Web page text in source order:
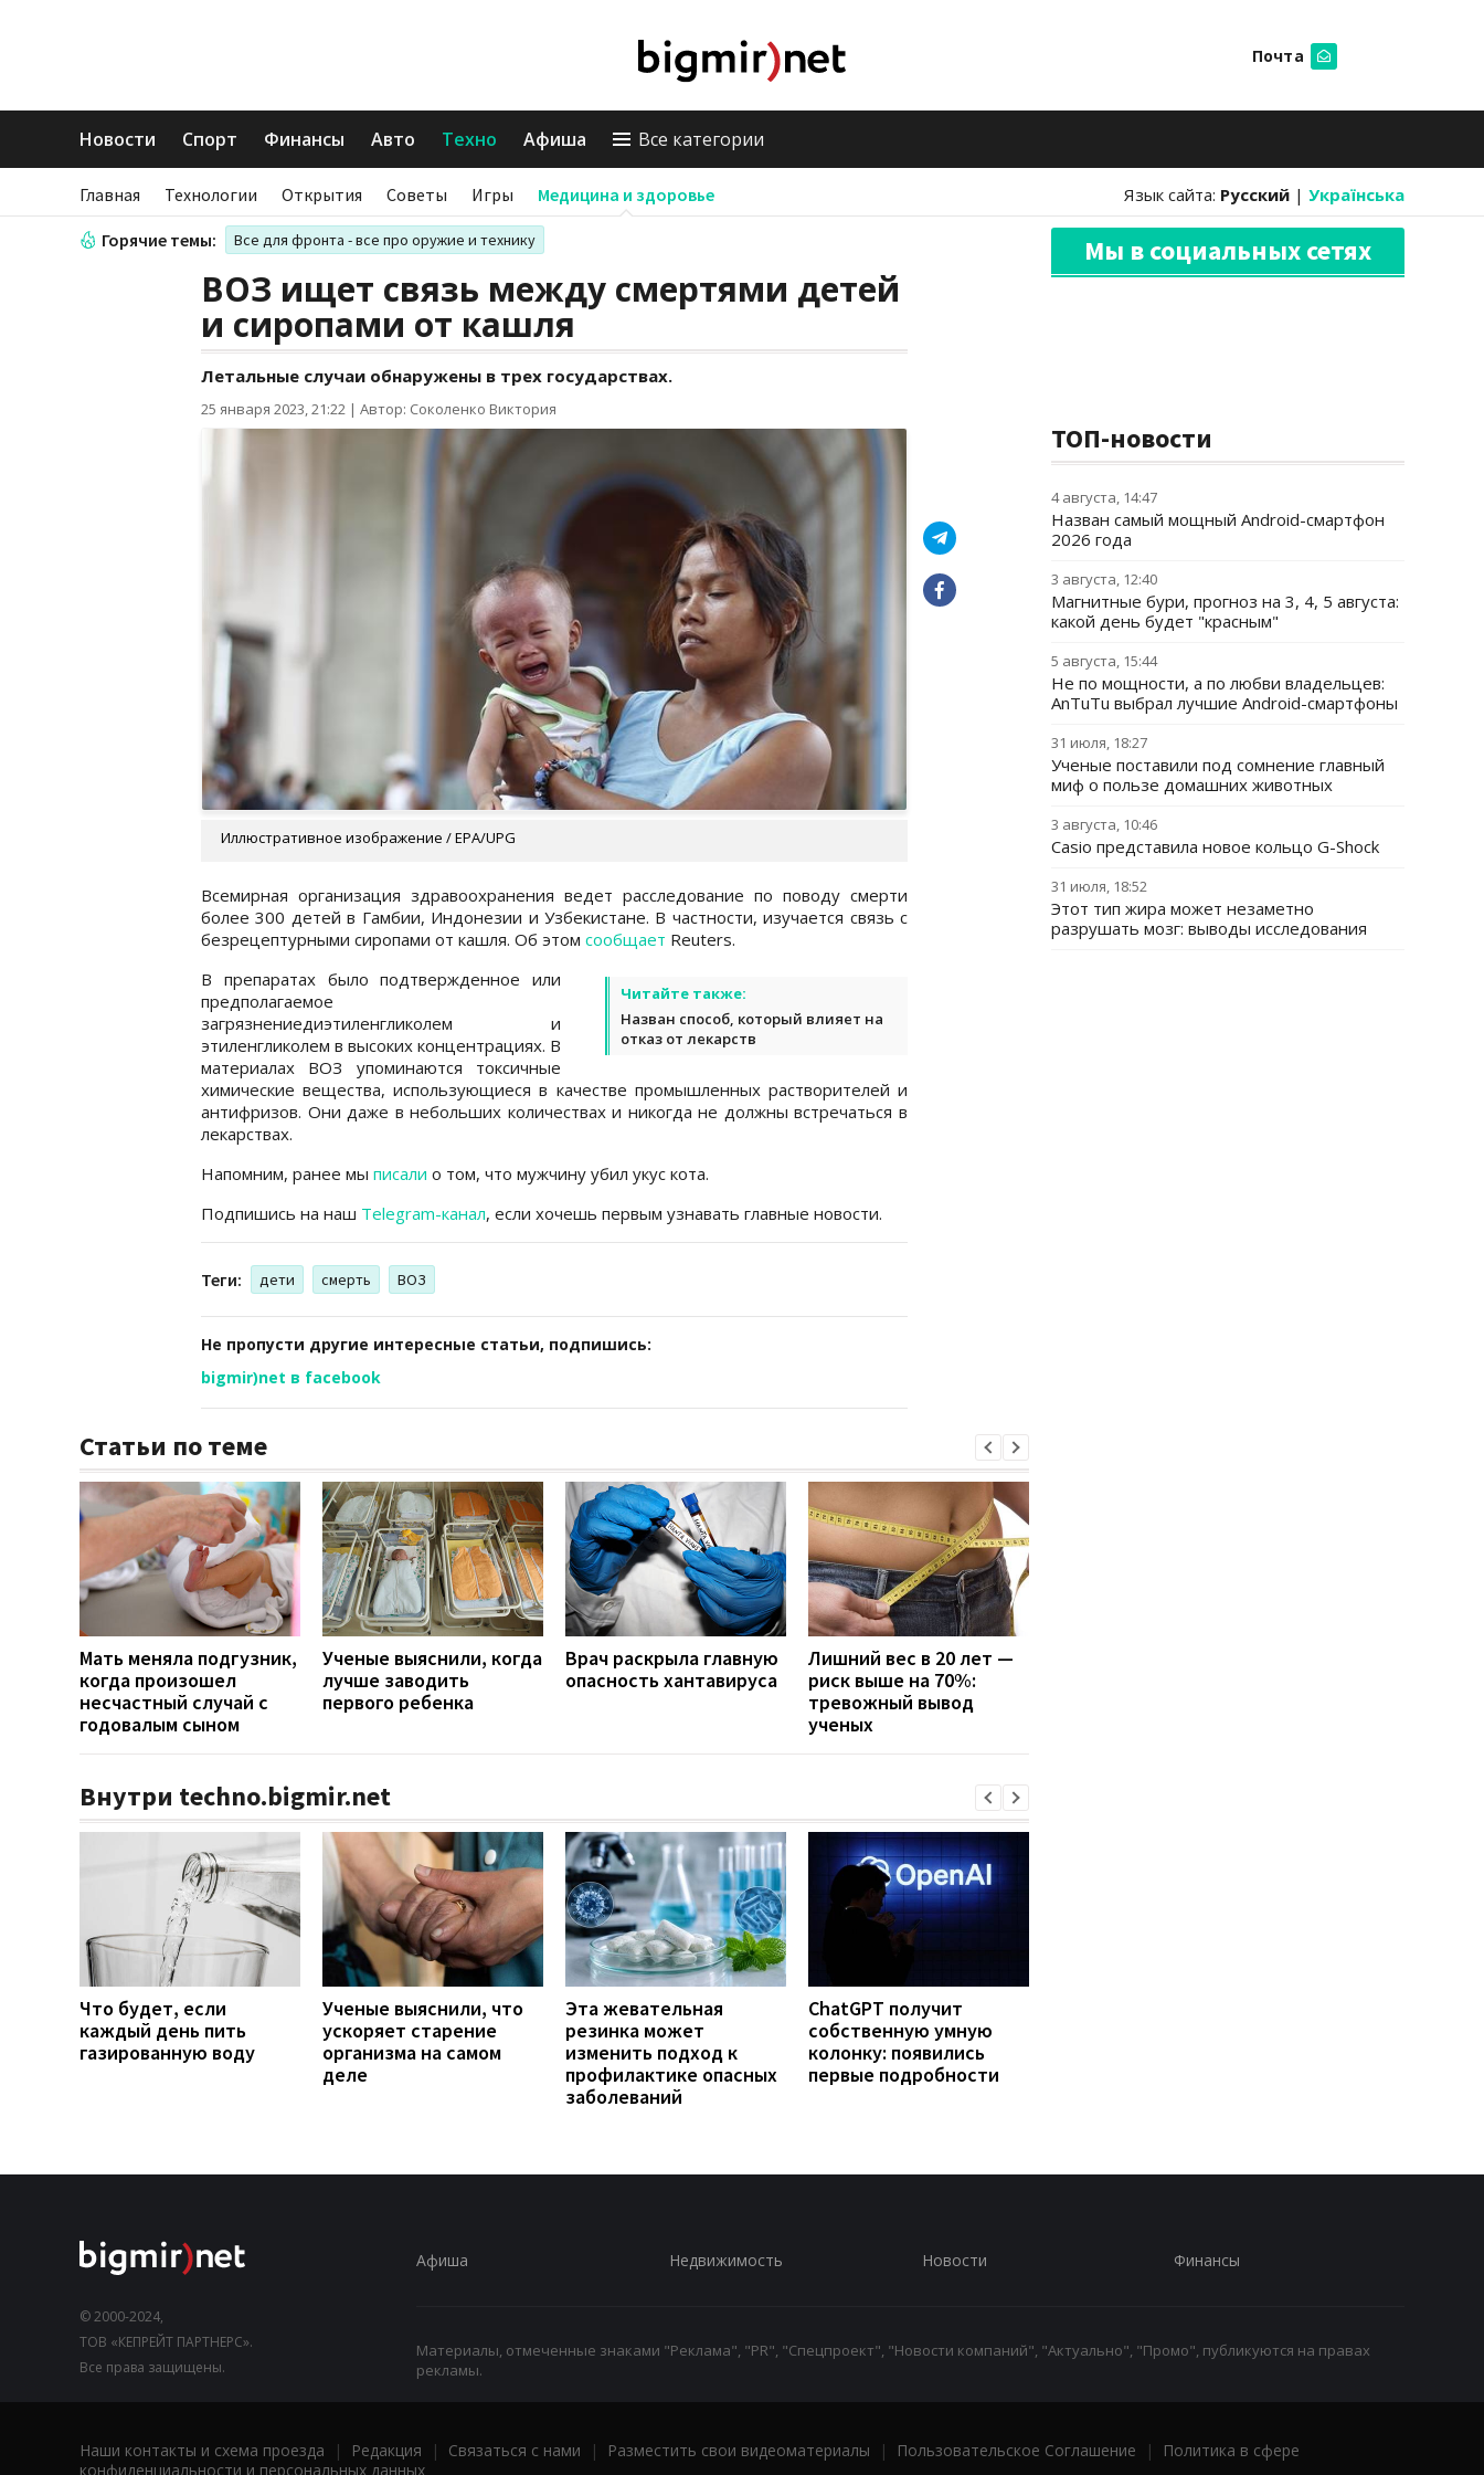
Почта
Новости Спорт Финансы Авто Техно Афиша Все категории
Главная Технологии Открытия Советы Игры Медицина и здоровье Язык сайта: Русский | Українська
Горячие темы: Все для фронта - все про оружие и технику
ВОЗ ищет связь между смертями детей
и сиропами от кашля
Летальные случаи обнаружены в трех государствах.
25 января 2023, 21:22 | Автор: Соколенко Виктория
Иллюстративное изображение / EPA/UPG
Всемирная организация здравоохранения ведет расследование по поводу смерти
более 300 детей в Гамбии, Индонезии и Узбекистане. В частности, изучается связь с
безрецептурными сиропами от кашля. Об этом сообщает Reuters.
Читайте также:
Назван способ, который влияет на
отказ от лекарств
В препаратах было подтвержденное или
предполагаемое
загрязнениедиэтиленгликолем и
этиленгликолем в высоких концентрациях. В
материалах ВОЗ упоминаются токсичные
химические вещества, использующиеся в качестве промышленных растворителей и
антифризов. Они даже в небольших количествах и никогда не должны встречаться в
лекарствах.
Напомним, ранее мы писали о том, что мужчину убил укус кота.
Подпишись на наш Telegram-канал, если хочешь первым узнавать главные новости.
Теги: дети смерть ВОЗ
Не пропусти другие интересные статьи, подпишись:
bigmir)net в facebook
Статьи по теме
Мать меняла подгузник,
когда произошел
несчастный случай с
годовалым сыном
Ученые выяснили, когда
лучше заводить
первого ребенка
Врач раскрыла главную
опасность хантавируса
Лишний вес в 20 лет —
риск выше на 70%:
тревожный вывод
ученых
Внутри techno.bigmir.net
Что будет, если
каждый день пить
газированную воду
Ученые выяснили, что
ускоряет старение
организма на самом
деле
Эта жевательная
резинка может
изменить подход к
профилактике опасных
заболеваний
ChatGPT получит
собственную умную
колонку: появились
первые подробности
Мы в социальных сетях
ТОП-новости
4 августа, 14:47
Назван самый мощный Android-смартфон
2026 года
3 августа, 12:40
Магнитные бури, прогноз на 3, 4, 5 августа:
какой день будет "красным"
5 августа, 15:44
Не по мощности, а по любви владельцев:
AnTuTu выбрал лучшие Android-смартфоны
31 июля, 18:27
Ученые поставили под сомнение главный
миф о пользе домашних животных
3 августа, 10:46
Casio представила новое кольцо G-Shock
31 июля, 18:52
Этот тип жира может незаметно
разрушать мозг: выводы исследования
© 2000-2024,
ТОВ «КЕПРЕЙТ ПАРТНЕРС».
Все права защищены.
Афиша Недвижимость Новости Финансы
Материалы, отмеченные знаками "Реклама", "PR", "Спецпроект", "Новости компаний", "Актуально", "Промо", публикуются на правах
рекламы.
Наши контакты и схема проезда | Редакция | Связаться с нами | Разместить свои видеоматериалы | Пользовательское Соглашение |
Политика в сфере
конфиденциальности и персональных данных